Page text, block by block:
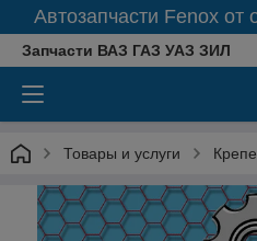
Автозапчасти Fenox
Запчасти ВАЗ ГАЗ УАЗ ЗИЛ
Товары и услуги